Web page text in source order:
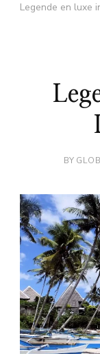
Legende en luxe
BY